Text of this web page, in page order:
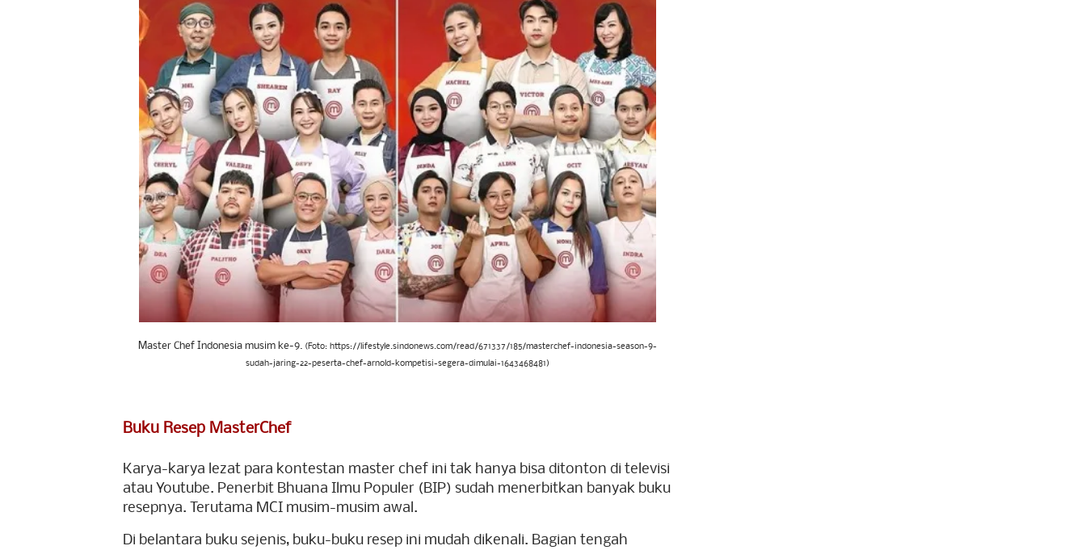
Master Chef Indonesia musim ke-9. (Foto: https://lifestyle.sindonews.com/read/671337/185/masterchef-indonesia-season-9-
sudah-jaring-22-peserta-chef-arnold-kompetisi-segera-dimulai-1643468481)
Buku Resep MasterChef
Karya-karya lezat para kontestan master chef ini tak hanya bisa ditonton di televisi
atau Youtube. Penerbit Bhuana Ilmu Populer (BIP) sudah menerbitkan banyak buku
resepnya. Terutama MCI musim-musim awal.
Di belantara buku sejenis, buku-buku resep ini mudah dikenali. Bagian tengah